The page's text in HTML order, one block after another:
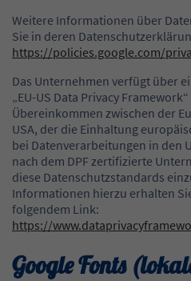
Weitere Informationen über
Sie in deren
https://policies.google.com/
Das Unternehmen verfügt über
„EU-US Data Privacy
Übereinkommen zwischen der
USA, der die Einhaltung
bei Datenverarbeitungen in den
nach dem DPF zertifizierte
diese Datenschutzstandards
Informationen hierzu erhalten
folgendem Link:
https://
Google Fonts